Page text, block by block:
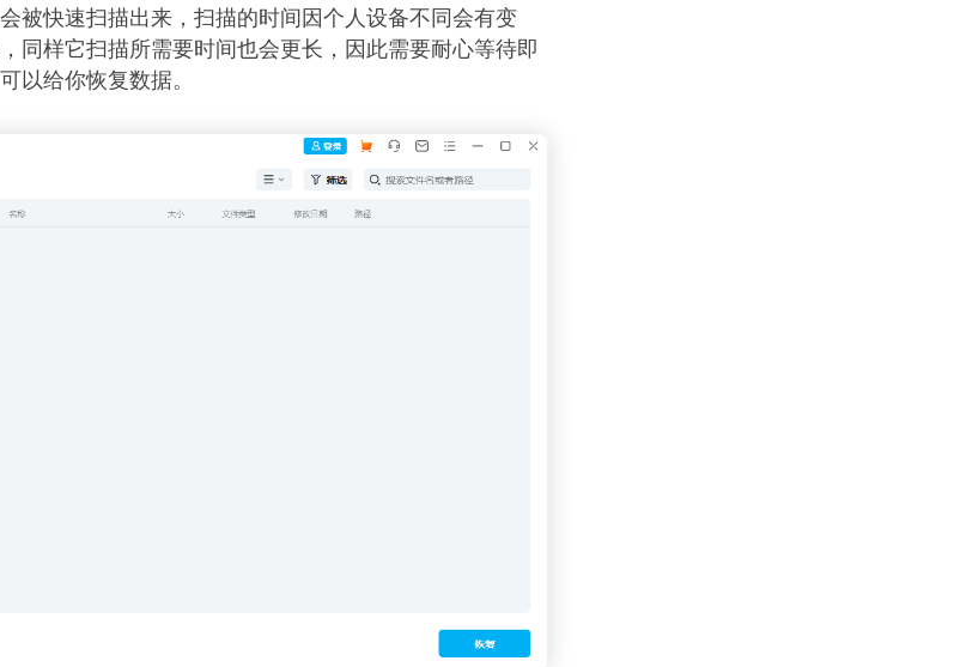
被快速扫描出来，扫描的时间因个人设备不同会有变
同样它扫描所需要时间也会更长，因此需要耐心等待即
以给你恢复数据。